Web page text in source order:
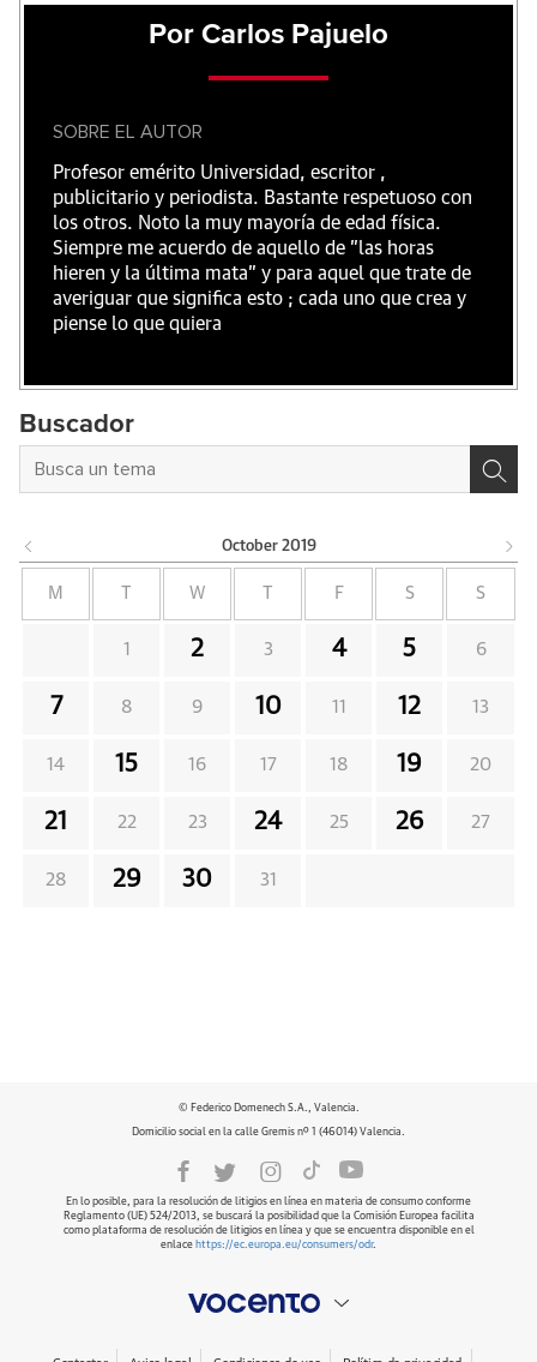
Por Carlos Pajuelo
SOBRE EL AUTOR
Profesor emérito Universidad, escritor ,
publicitario y periodista. Bastante respetuoso con
los otros. Noto la muy mayoría de edad física.
Siempre me acuerdo de aquello de "las horas
hieren y la última mata" y para aquel que trate de
averiguar que significa esto ; cada uno que crea y
piense lo que quiera
Buscador
October 2019
M W F S S
1 2 3 4 5 6
7 8 9 10 11 12 13
14 15 16 17 18 19 20
21 22 23 24 25 26 27
28 29 30 31
© Federico Domenech S.A., Valencia.
Domicilio social en la calle Gremis nº 1 (46014) Valencia.
En lo posible, para la resolución de litigios en línea en materia de consumo conforme
Reglamento (UE) 524/2013, se buscará la posibilidad que la Comisión Europea facilita
como plataforma de resolución de litigios en línea y que se encuentra disponible en el
enlace https://ec.europa.eu/consumers/odr.